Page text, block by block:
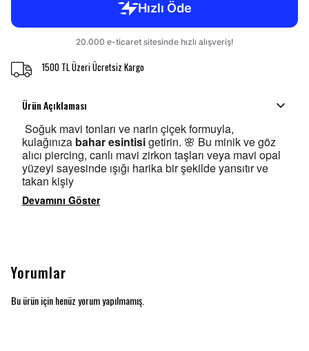
1500 TL Üzeri Ücretsiz Kargo
Ürün Açıklaması
Soğuk mavi tonları ve narin çiçek formuyla,
kulağınıza bahar esintisigetirin. 🌸 Bu minik ve göz
alıcı piercing, canlı mavi zirkon taşları veya mavi opal
yüzeyi sayesinde ışığı harika bir şekilde yansıtır ve
takan kişiy
Devamını Göster
Yorumlar
Bu ürün için henüz yorum yapılmamış.